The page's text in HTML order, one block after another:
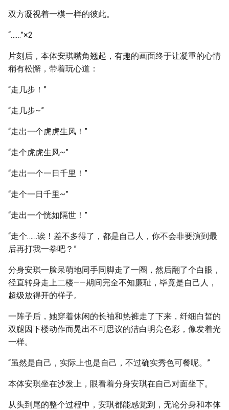
双方凝视着一模一样的彼此。
“……”×2
片刻后，本体安琪嘴角翘起，有趣的画面终于让凝重的心情
稍有松懈，带着玩心道：
“走几步！”
“走几步~”
“走出一个虎虎生风！”
“走个虎虎生风~”
“走出一个一日千里！”
“走个一日千里~”
“走出一个恍如隔世！”
“走个……诶！差不多得了，都是自己人，你不会非要演到最
后再打我一拳吧？”
分身安琪一脸呆萌地同手同脚走了一圈，然后翻了个白眼，
径直转身走上二楼——期间完全不知廉耻，毕竟是自己人，
超级放得开的样子。
一阵子后，她穿着休闲的长袖和热裤走了下来，纤细白皙的
双腿因下楼动作而晃出不可思议的洁白明亮色彩，像发着光
一样。
“虽然是自己，实际上也是自己，不过确实秀色可餐呢。”
本体安琪坐在沙发上，眼看着分身安琪在自己对面坐下。
从头到尾的整个过程中，安琪都能感觉到，无论分身和本体